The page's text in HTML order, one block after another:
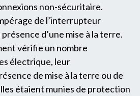
non-sécuritaire.
de l’interrupteur
d’une mise à la terre.
vérifie un nombre
électrique, leur
de mise à la terre ou de
étaient munies de protection